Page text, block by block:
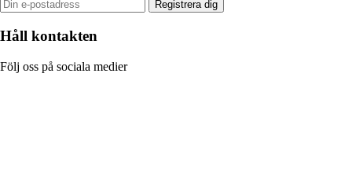
Registrera dig
Håll kontakten
Följ oss på sociala medier